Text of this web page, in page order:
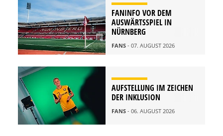
FANINFO VOR DEM
AUSWÄRTSSPIEL IN
NÜRNBERG
FANS - 07. AUGUST 2026
AUFSTELLUNG IM ZEICHEN
DER INKLUSION
FANS - 06. AUGUST 2026